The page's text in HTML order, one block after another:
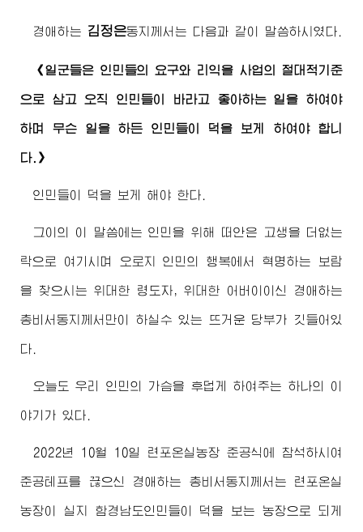
경애하는 김정은동지께서 는 다음과 같이 말씀하시였다.
《일군들은 인민들의 요구와 리익을 사업의 절대적기준
으로 삼고 오직 인민들이 바라고 좋아하는 일을 하여야
하며 무슨 일을 하든 인민들이 덕을 보게 하여야 합니
다.》
인민들이 덕을 보게 해야 한다.
그이의 이 말씀에는 인민을 위해 떠안은 고생을 더없는
락으로 여기시며 오로지 인민의 행복에서 혁명하는 보람
을 찾으시는 위대한 령도자 , 위대한 어버이 이신 경애하는
총비서동지께서 만이 하실수 있는 뜨거운 당부가 깃들어있
다.
오늘도 우리 인민의 가슴을 후덥게 하여주는 하나의 이
야기가 있다.
2022년 10월 10일 련포온실농장 준공식에 참석하시여
준공테프를 끊으신 경애하는 총비서동지께서 는 련포온실
농장이 실지 함경남도인민들이 덕을 보는 농장으로 되게